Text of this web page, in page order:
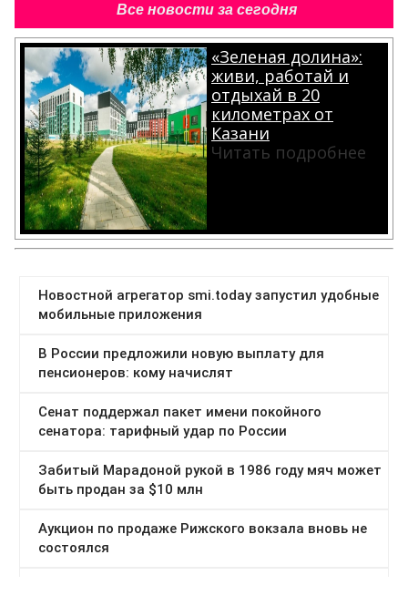
Все новости за сегодня
«Зеленая долина»:
живи, работай и
отдыхай в 20
километрах от
Казани
Читать подробнее